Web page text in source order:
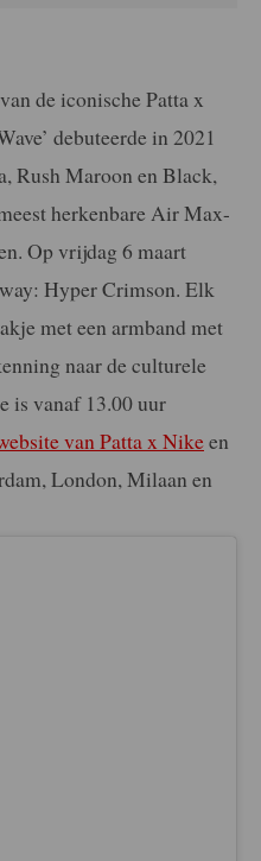
de iconische Patta x
debuteerde in 2021
Rush Maroon en Black,
herkenbare Air Max-
Op vrijdag 6 maart
Hyper Crimson. Elk
met een armband met
naar de culturele
is vanaf 13.00 uur
van Patta x Nikeen
London, Milaan en